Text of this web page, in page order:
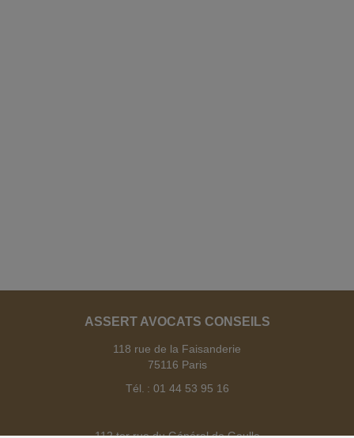
ASSERT AVOCATS CONSEILS
118 rue de la Faisanderie
75116 Paris
Tél. : 01 44 53 95 16